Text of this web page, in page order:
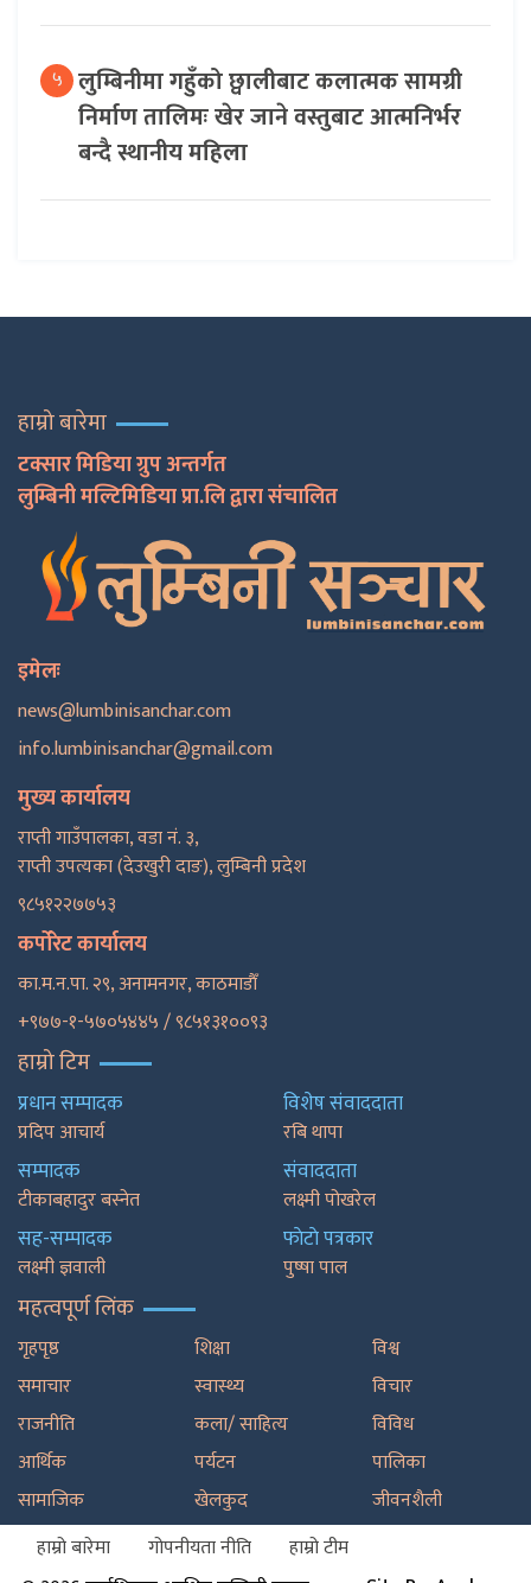
५ लुम्बिनीमा गहुँको छ्वालीबाट कलात्मक सामग्री
निर्माण तालिमः खेर जाने वस्तुबाट आत्मनिर्भर
बन्दै स्थानीय महिला
हाम्रो बारेमा
टक्सार मिडिया ग्रुप अन्तर्गत
लुम्बिनी मल्टिमिडिया प्रा.लि द्वारा संचालित
इमेलः
news@lumbinisanchar.com
info.lumbinisanchar@gmail.com
मुख्य कार्यालय
राप्ती गाउँपालका, वडा नं. ३,
राप्ती उपत्यका (देउखुरी दाङ), लुम्बिनी प्रदेश
९८५१२२७७५३
कर्पोरेट कार्यालय
का.म.न.पा. २९, अनामनगर, काठमाडाैँ
+९७७-१-५७०५४४५ / ९८५१३१००९३
हाम्रो टिम
प्रधान सम्पादक
प्रदिप आचार्य
सम्पादक
टीकाबहादुर बस्नेत
सह-सम्पादक
लक्ष्मी ज्ञवाली
विशेष संवाददाता
रबि थापा
संवाददाता
लक्ष्मी पोखरेल
फाेटाे पत्रकार
पुष्षा पाल
महत्वपूर्ण लिंक
गृहपृष्ठ
समाचार
राजनीति
आर्थिक
सामाजिक
शिक्षा
स्वास्थ्य
कला/ साहित्य
पर्यटन
खेलकुद
विश्व
विचार
विविध
पालिका
जीवनशैली
हाम्रो बारेमा
गोपनीयता नीति
हाम्रो टीम